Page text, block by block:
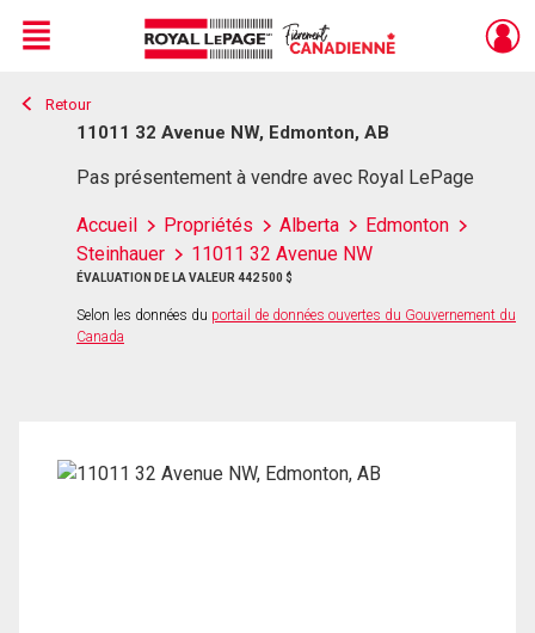
Live
En Direct
Menu
Retour
11011 32 Avenue NW, Edmonton, AB
Pas présentement à vendre avec Royal LePage
Accueil Propriétés Alberta
Edmonton
Steinhauer
11011 32 Avenue NW
ÉVALUATION DE LA VALEUR 442 500 $
Selon les données du portail de données ouvertes du Gouvernement du
Canada